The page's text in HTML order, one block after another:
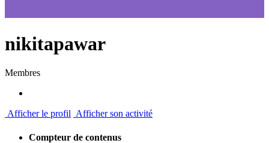
nikitapawar
Membres
Afficher le profil Afficher son activité
Compteur de contenus